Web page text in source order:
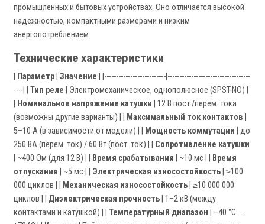
промышленных и бытовых устройствах. Оно отличается высокой
надежностью, компактными размерами и низким
энергопотреблением.
Технические характеристики
Параметр Значение | |--------------------------|-----------------------------------
----| | Тип реле | Электромеханическое, однополюсное (SPST-NO) |
Номинальное напряжение катушки | 12 В пост./перем. тока
(возможны другие варианты) | |
Максимальный ток контактов
5–10 А (в зависимости от модели) | |
Мощность коммутации | до
250 ВА (перем. ток) / 60 Вт (пост. ток) | | Сопротивление катушки
| ~400 Ом (для 12 В) | |
Время срабатывания | ~10 мс | |
Время
отпускания | ~5 мс | | Электрическая износостойкость | ≥100
000 циклов | |
Механическая износостойкость | ≥10 000 000
циклов | | Диэлектрическая прочность | 1–2 кВ (между
контактами и катушкой) | | Температурный диапазон | –40 °C ...